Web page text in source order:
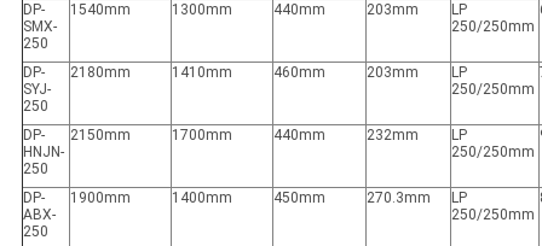
DP-
SMX-
250
1540mm 1300mm 440mm 203mm
LP
250/250mm
DP-
SYJ-
250
2180mm 1410mm 460mm 203mm
LP
250/250mm
DP-
HNJN-
250
2150mm 1700mm 440mm 232mm
LP
250/250mm
DP-
ABX-
250
1900mm 1400mm 450mm 270.3mm
LP
250/250mm